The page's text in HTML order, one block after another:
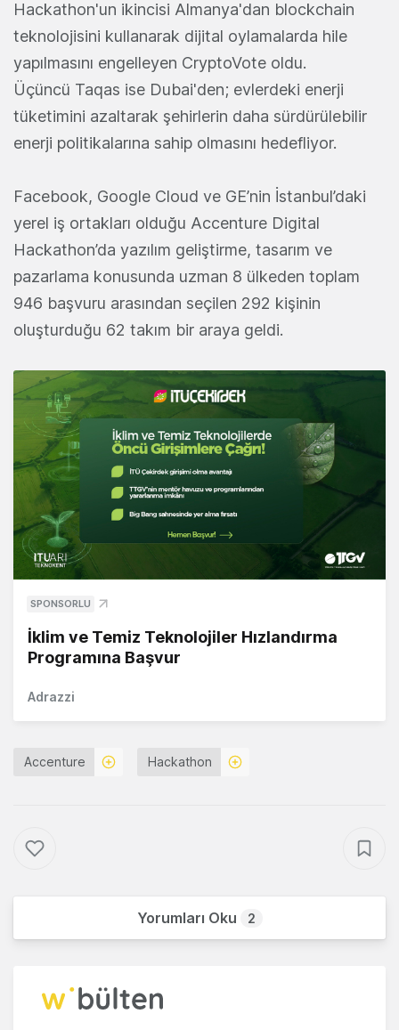
Hackathon'un ikincisi Almanya'dan blockchain
teknolojisini kullanarak dijital oylamalarda hile
yapılmasını engelleyen CryptoVote oldu.
Üçüncü Taqas ise Dubai'den; evlerdeki enerji
tüketimini azaltarak şehirlerin daha sürdürülebilir
enerji politikalarına sahip olmasını hedefliyor.
Facebook, Google Cloud ve GE’nin İstanbul’daki
yerel iş ortakları olduğu Accenture Digital
Hackathon’da yazılım geliştirme, tasarım ve
pazarlama konusunda uzman 8 ülkeden toplam
946 başvuru arasından seçilen 292 kişinin
oluşturduğu 62 takım bir araya geldi.
SPONSORLU
İklim ve Temiz Teknolojiler Hızlandırma
Programına Başvur
Adrazzi
Accenture Hackathon
Yorumları Oku 2